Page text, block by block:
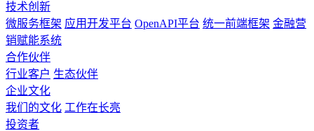
技术创新
微服务框架 应用开发平台 OpenAPI平台 统一前端框架 金融营
销赋能系统
合作伙伴
行业客户 生态伙伴
企业文化
我们的文化 工作在长亮
投资者